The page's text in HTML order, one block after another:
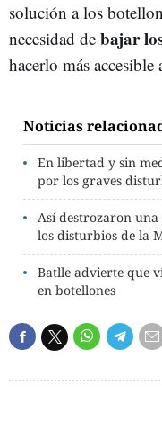
solución a los
necesidad de bajar
hacerlo más accesible
Noticias
En libertad y sin
por los graves
Así destrozaron
los disturbios de la
Batlle advierte que
en botellones